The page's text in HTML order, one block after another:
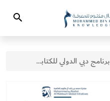
Search
برنامج دبي الدولي للكتابة يطلق ورش تدريب في كتابة الخيال العلمي